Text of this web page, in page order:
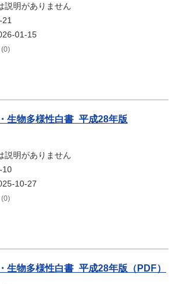
説明がありません
01-15
(0)
生物多様性白書_平成28年版
説明がありません
10
10-27
(0)
生物多様性白書_平成28年版（PDF）